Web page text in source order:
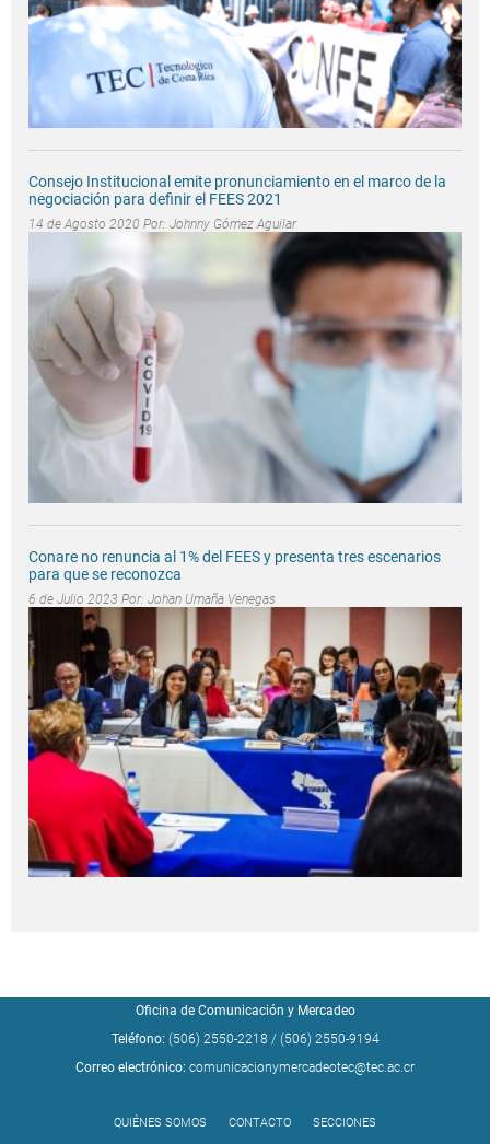
Consejo Institucional emite pronunciamiento en el marco de la
negociación para definir el FEES 2021
14 de Agosto 2020 Por: Johnny Gómez Aguilar
Conare no renuncia al 1% del FEES y presenta tres escenarios
para que se reconozca
6 de Julio 2023 Por: Johan Umaña Venegas
Oficina de Comunicación y Mercadeo
Teléfono: (506) 2550-2218 / (506) 2550-9194
Correo electrónico: comunicacionymercadeotec@tec.ac.cr
QUIÉNES SOMOS CONTACTO SECCIONES